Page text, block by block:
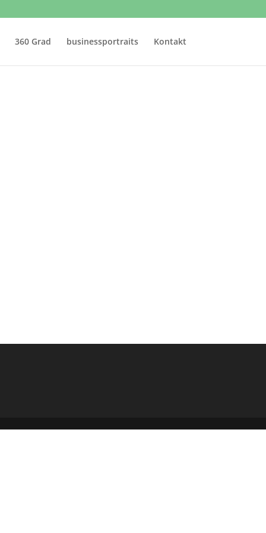
360 Grad businessportraits Kontakt